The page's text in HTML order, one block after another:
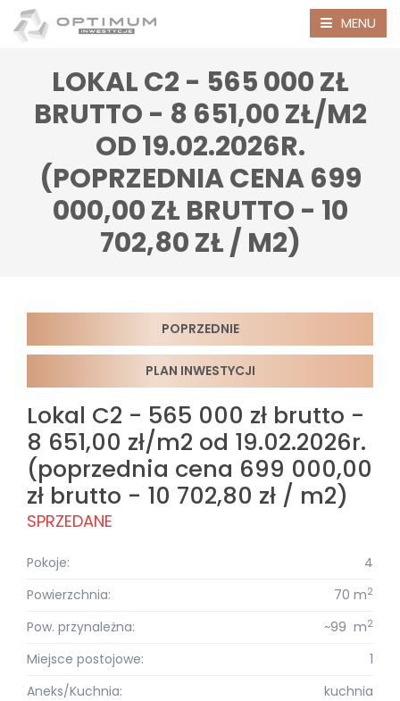
MENU
LOKAL C2 - 565 000 ZŁ
BRUTTO - 8 651,00 ZŁ/M2
OD 19.02.2026R.
(POPRZEDNIA CENA 699
000,00 ZŁ BRUTTO - 10
702,80 ZŁ / M2)
POPRZEDNIE
PLAN INWESTYCJI
Lokal C2 - 565 000 zł brutto -
8 651,00 zł/m2 od 19.02.2026r.
(poprzednia cena 699 000,00
zł brutto - 10 702,80 zł / m2)
SPRZEDANE
Pokoje:
4
Powierzchnia:
70 m2
Pow. przynależna: ~99 m2
Miejsce postojowe:
1
Aneks/Kuchnia:
kuchnia